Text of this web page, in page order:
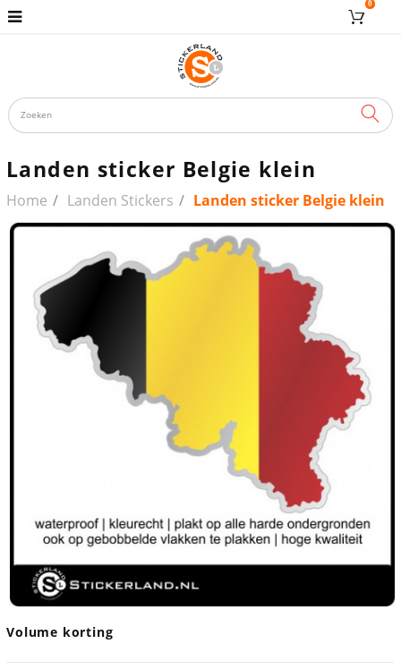
0
Landen sticker Belgie klein
Home Landen Stickers Landen sticker Belgie klein
Volume korting